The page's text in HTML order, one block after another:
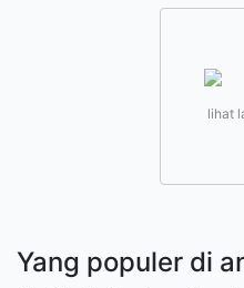
lihat
Yang populer di